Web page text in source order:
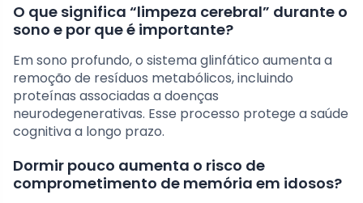
O que significa “limpeza cerebral” durante o
sono e por que é importante?
Em sono profundo, o sistema glinfático aumenta a
remoção de resíduos metabólicos, incluindo
proteínas associadas a doenças
neurodegenerativas. Esse processo protege a saúde
cognitiva a longo prazo.
Dormir pouco aumenta o risco de
comprometimento de memória em idosos?